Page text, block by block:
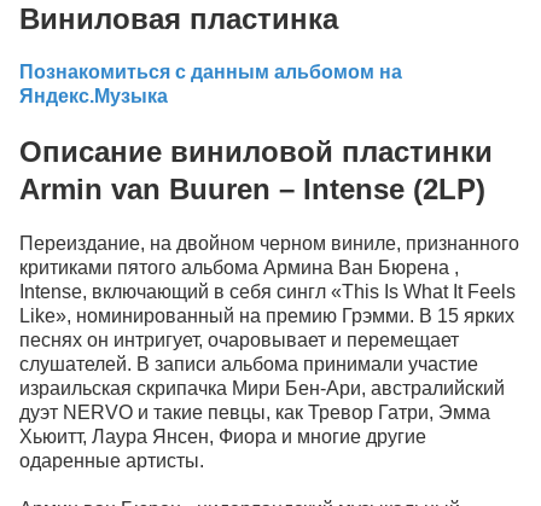
Виниловая пластинка
Познакомиться с данным альбомом на
Яндекс.Музыка
Описание виниловой пластинки
Armin van Buuren – Intense (2LP)
Переиздание, на двойном черном виниле, признанного
критиками пятого альбома Армина Ван Бюрена ,
Intense, включающий в себя сингл «This Is What It Feels
Like», номинированный на премию Грэмми. В 15 ярких
песнях он интригует, очаровывает и перемещает
слушателей. В записи альбома принимали участие
израильская скрипачка Мири Бен-Ари, австралийский
дуэт NERVO и такие певцы, как Тревор Гатри, Эмма
Хьюитт, Лаура Янсен, Фиора и многие другие
одаренные артисты.